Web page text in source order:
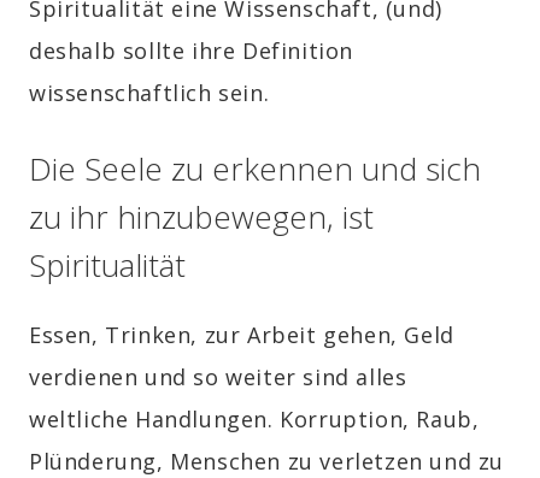
Spiritualität eine Wissenschaft, (und)
deshalb sollte ihre Definition
wissenschaftlich sein.
Die Seele zu erkennen und sich
zu ihr hinzubewegen, ist
Spiritualität
Essen, Trinken, zur Arbeit gehen, Geld
verdienen und so weiter sind alles
weltliche Handlungen. Korruption, Raub,
Plünderung, Menschen zu verletzen und zu